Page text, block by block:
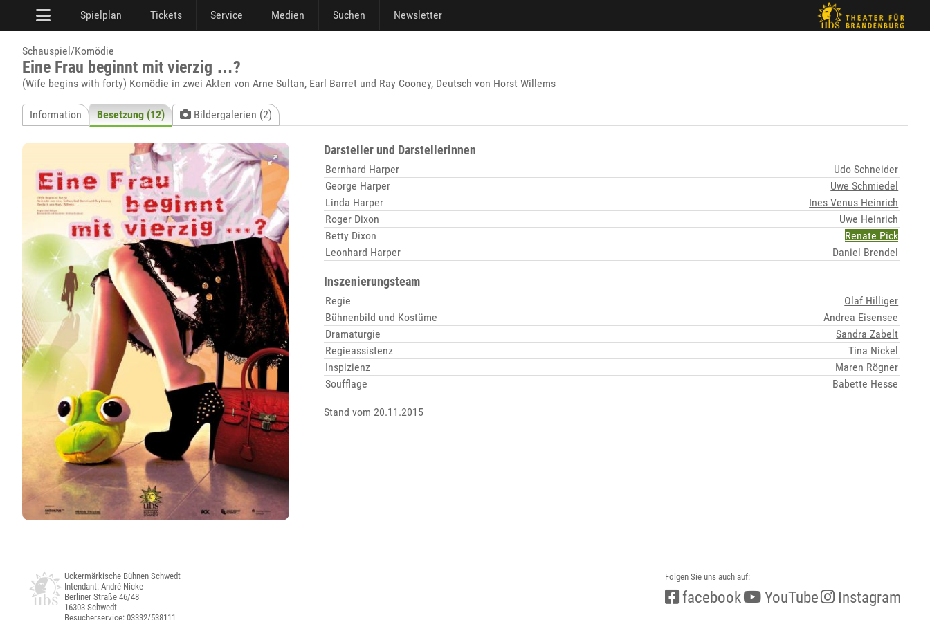
Spielplan Tickets Service Medien Suchen Newsletter
Schauspiel/Komödie
Eine Frau beginnt mit vierzig …?
(Wife begins with forty) Komödie in zwei Akten von Arne Sultan, Earl Barret und Ray Cooney, Deutsch von Horst Willems
Information Besetzung (12) Bildergalerien (2)
Darsteller und Darstellerinnen
Bernhard Harper
Udo Schneider
George Harper
Uwe Schmiedel
Linda Harper
Ines Venus Heinrich
Roger Dixon
Uwe Heinrich
Betty Dixon
Renate Pick
Leonhard Harper
Daniel Brendel
Inszenierungsteam
Regie
Olaf Hilliger
Bühnenbild und Kostüme
Andrea Eisensee
Dramaturgie
Sandra Zabelt
Regieassistenz
Tina Nickel
Inspizienz
Maren Rögner
Soufflage
Babette Hesse
Stand vom 20.11.2015
Uckermärkische Bühnen Schwedt
Intendant: André Nicke
Berliner Straße 46/48
16303 Schwedt
Besucherservice: 03332/538111
Folgen Sie uns auch auf:
facebook YouTube Instagram